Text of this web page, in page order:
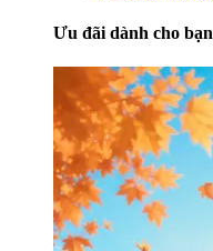
Ưu đãi dành cho bạn